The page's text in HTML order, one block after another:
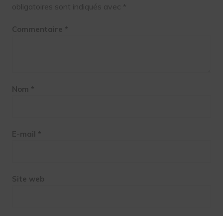
obligatoires sont indiqués avec *
Commentaire *
Nom *
E-mail *
Site web